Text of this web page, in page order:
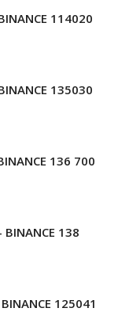
114020
135030
136 700
138
125041